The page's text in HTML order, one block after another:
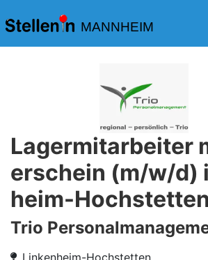
MANNHEIM
Lagermitarbeiter
erschein (m/w/d)
heim-Hochstetten
Trio
Linkenheim-Hochstetten